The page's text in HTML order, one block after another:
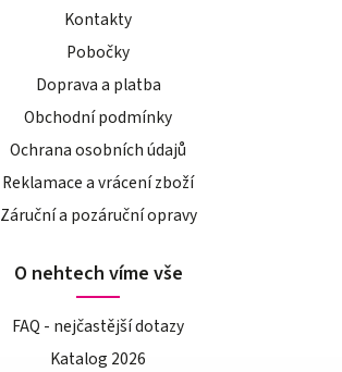
Kontakty
Pobočky
Doprava a platba
Obchodní podmínky
Ochrana osobních údajů
Reklamace a vrácení zboží
Záruční a pozáruční opravy
O nehtech víme vše
FAQ - nejčastější dotazy
Katalog 2026